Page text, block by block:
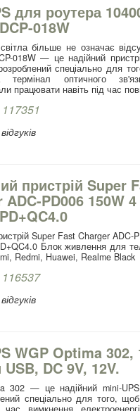
для роутера
018W
більше не означає
018W — це надійний
спеціально для
оптичного
працювати навіть під час
пристрій Super
ADC-PD006 150W
Super Fast Charger ADC-
Блок живлення для
Redmi, Huawei, Realme Black
WGP Optima 302,
DC 9V, 12V.
302 — це надійний mini-
спеціально для того,